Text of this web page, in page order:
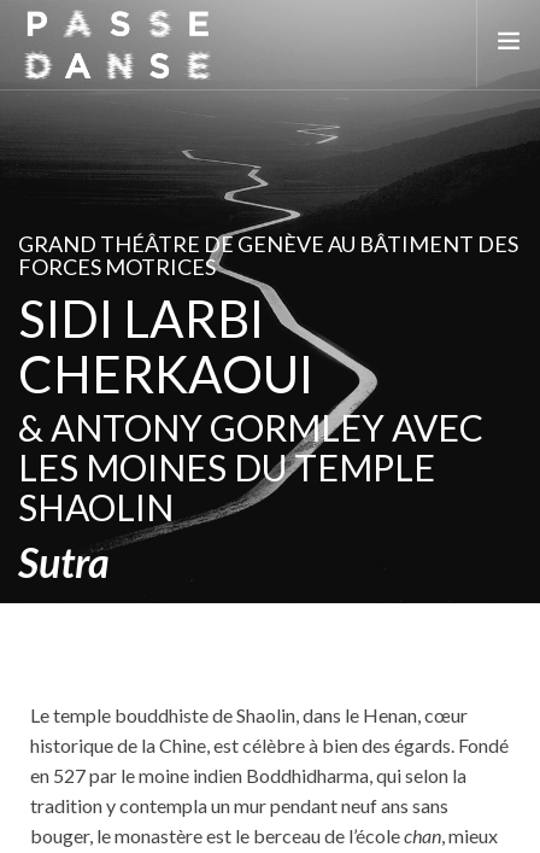
MAI DE LA DANSE
LES LIEUX PARTENAIRES
ADHÉREZ
GRAND THÉÂTRE DE GENÈVE AU BÂTIMENT DES
FORCES MOTRICES
SIDI LARBI
CHERKAOUI
& ANTONY GORMLEY AVEC
LES MOINES DU TEMPLE
SHAOLIN
Sutra
Le temple bouddhiste de Shaolin, dans le Henan, cœur
historique de la Chine, est célèbre à bien des égards. Fondé
en 527 par le moine indien Boddhidharma, qui selon la
tradition y contempla un mur pendant neuf ans sans
bouger, le monastère est le berceau de l’écolechan, mieux